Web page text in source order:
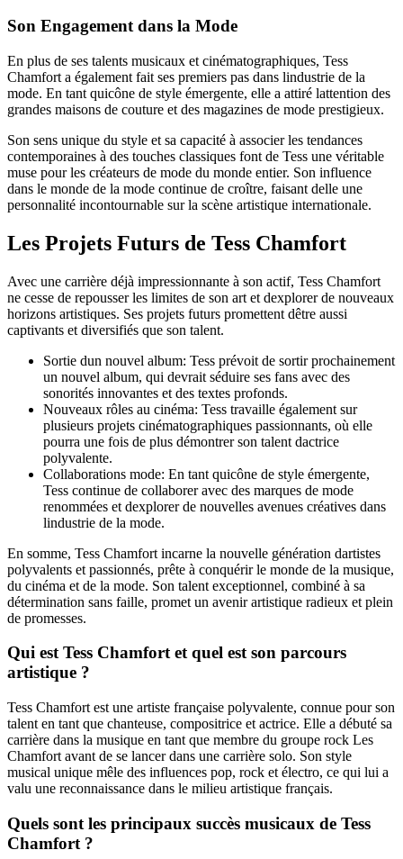
Son Engagement dans la Mode
En plus de ses talents musicaux et cinématographiques, Tess
Chamfort a également fait ses premiers pas dans lindustrie de la
mode. En tant quicône de style émergente, elle a attiré lattention des
grandes maisons de couture et des magazines de mode prestigieux.
Son sens unique du style et sa capacité à associer les tendances
contemporaines à des touches classiques font de Tess une véritable
muse pour les créateurs de mode du monde entier. Son influence
dans le monde de la mode continue de croître, faisant delle une
personnalité incontournable sur la scène artistique internationale.
Les Projets Futurs de Tess Chamfort
Avec une carrière déjà impressionnante à son actif, Tess Chamfort
ne cesse de repousser les limites de son art et dexplorer de nouveaux
horizons artistiques. Ses projets futurs promettent dêtre aussi
captivants et diversifiés que son talent.
Sortie dun nouvel album: Tess prévoit de sortir prochainement
un nouvel album, qui devrait séduire ses fans avec des
sonorités innovantes et des textes profonds.
Nouveaux rôles au cinéma: Tess travaille également sur
plusieurs projets cinématographiques passionnants, où elle
pourra une fois de plus démontrer son talent dactrice
polyvalente.
Collaborations mode: En tant quicône de style émergente,
Tess continue de collaborer avec des marques de mode
renommées et dexplorer de nouvelles avenues créatives dans
lindustrie de la mode.
En somme, Tess Chamfort incarne la nouvelle génération dartistes
polyvalents et passionnés, prête à conquérir le monde de la musique,
du cinéma et de la mode. Son talent exceptionnel, combiné à sa
détermination sans faille, promet un avenir artistique radieux et plein
de promesses.
Qui est Tess Chamfort et quel est son parcours
artistique ?
Tess Chamfort est une artiste française polyvalente, connue pour son
talent en tant que chanteuse, compositrice et actrice. Elle a débuté sa
carrière dans la musique en tant que membre du groupe rock Les
Chamfort avant de se lancer dans une carrière solo. Son style
musical unique mêle des influences pop, rock et électro, ce qui lui a
valu une reconnaissance dans le milieu artistique français.
Quels sont les principaux succès musicaux de Tess
Chamfort ?